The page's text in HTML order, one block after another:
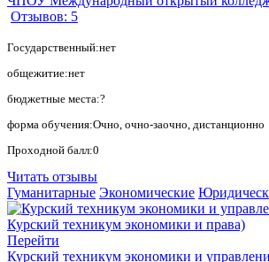
Отзывов: 5
Государственный:нет
общежитие:нет
бюджетные места:?
форма обучения:Очно, очно-заочно, дистанционно
Проходной балл:0
Читать отзывы
Гуманитарные Экономические
Перейти
Курский техникум экономики и